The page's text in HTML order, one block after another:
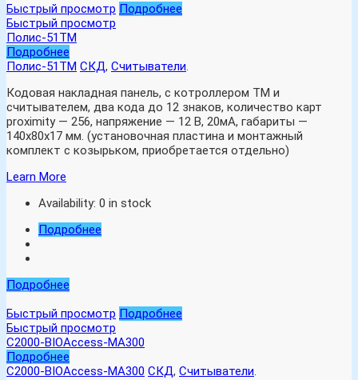
Быстрый просмотр Подробнее
Быстрый просмотр
Полис-51ТМ
Подробнее
Полис-51ТМ СКД, Считыватели.
Кодовая накладная панель, с котроллером ТМ и
считывателем, два кода до 12 знаков, количество карт
proximity — 256, напряжение — 12 В, 20мА, габариты —
140х80х17 мм. (установочная пластина и монтажный
комплект с козырьком, приобретается отдельно)
Learn More
Availability: 0 in stock
Подробнее
Подробнее
Быстрый просмотр Подробнее
Быстрый просмотр
С2000-BIOAccess-MA300
Подробнее
С2000-BIOAccess-MA300 СКД, Считыватели.